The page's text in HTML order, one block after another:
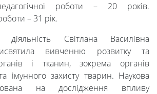
роботи – 20 років.
– 31 рік.
Світлана Василівна
вивченню розвитку та
і тканин, зокрема органів
імунного захисту тварин. Наукова
на дослідження впливу